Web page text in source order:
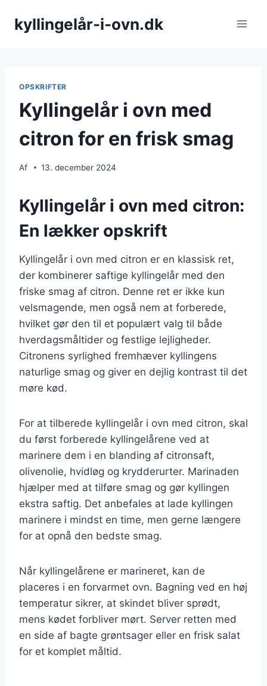
kyllingelår-i-ovn.dk
OPSKRIFTER
Kyllingelår i ovn med
citron for en frisk smag
Af 13. december 2024
Kyllingelår i ovn med citron:
En lækker opskrift
Kyllingelår i ovn med citron er en klassisk ret,
der kombinerer saftige kyllingelår med den
friske smag af citron. Denne ret er ikke kun
velsmagende, men også nem at forberede,
hvilket gør den til et populært valg til både
hverdagsmåltider og festlige lejligheder.
Citronens syrlighed fremhæver kyllingens
naturlige smag og giver en dejlig kontrast til det
møre kød.
For at tilberede kyllingelår i ovn med citron, skal
du først forberede kyllingelårene ved at
marinere dem i en blanding af citronsaft,
olivenolie, hvidløg og krydderurter. Marinaden
hjælper med at tilføre smag og gør kyllingen
ekstra saftig. Det anbefales at lade kyllingen
marinere i mindst en time, men gerne længere
for at opnå den bedste smag.
Når kyllingelårene er marineret, kan de
placeres i en forvarmet ovn. Bagning ved en høj
temperatur sikrer, at skindet bliver sprødt,
mens kødet forbliver mørt. Server retten med
en side af bagte grøntsager eller en frisk salat
for et komplet måltid.